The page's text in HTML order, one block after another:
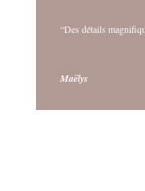
“Des détails
Maëlys